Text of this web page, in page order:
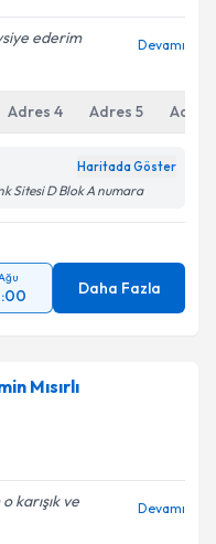
ederim
Devamı
Adres 4 Adres 5 Adres
Haritada Göster
Sitesi D Blok A numara
Daha Fazla
Mısırlı
karışık ve
Devamı